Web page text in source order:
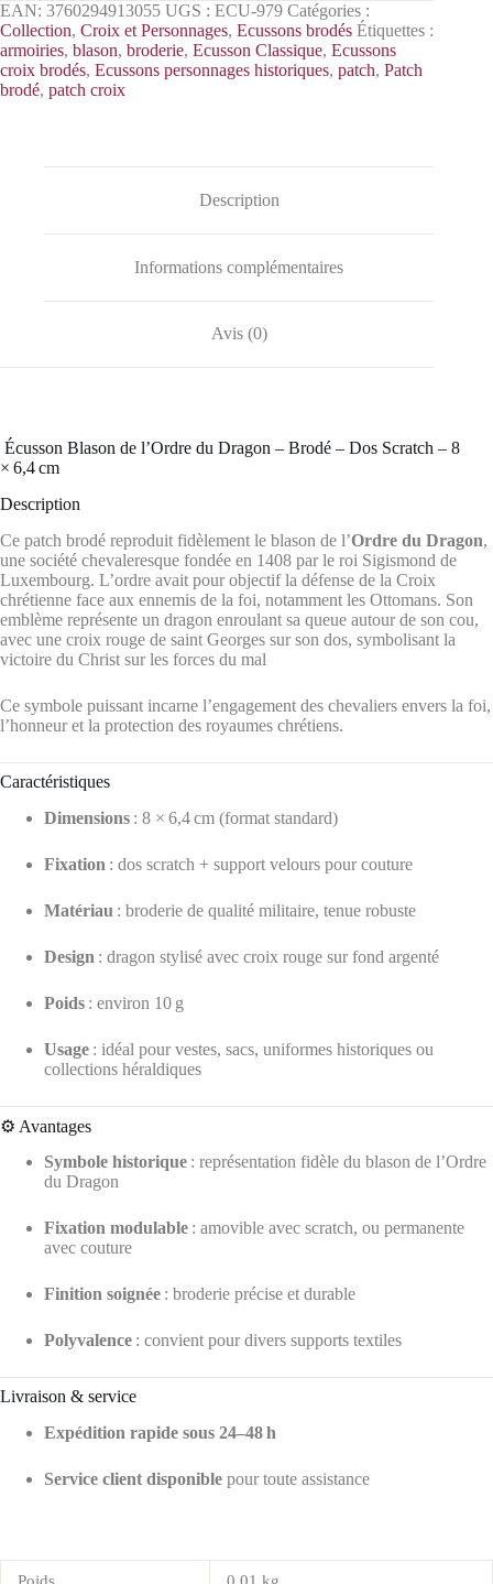
EAN: 3760294913055 UGS : ECU-979 Catégories :
Collection, Croix et Personnages, Ecussons brodés Étiquettes :
armoiries, blason, broderie, Ecusson Classique, Ecussons
croix brodés, Ecussons personnages historiques, patch, Patch
brodé, patch croix
Description
Informations complémentaires
Avis (0)
️ Écusson Blason de l’Ordre du Dragon – Brodé – Dos Scratch – 8
× 6,4 cm
Description
Ce patch brodé reproduit fidèlement le blason de l’Ordre du Dragon,
une société chevaleresque fondée en 1408 par le roi Sigismond de
Luxembourg. L’ordre avait pour objectif la défense de la Croix
chrétienne face aux ennemis de la foi, notamment les Ottomans. Son
emblème représente un dragon enroulant sa queue autour de son cou,
avec une croix rouge de saint Georges sur son dos, symbolisant la
victoire du Christ sur les forces du mal
Ce symbole puissant incarne l’engagement des chevaliers envers la foi,
l’honneur et la protection des royaumes chrétiens.
Caractéristiques
Dimensions : 8 × 6,4 cm (format standard)
Fixation : dos scratch + support velours pour couture
Matériau : broderie de qualité militaire, tenue robuste
Design : dragon stylisé avec croix rouge sur fond argenté
Poids : environ 10 g
Usage : idéal pour vestes, sacs, uniformes historiques ou
collections héraldiques
⚙️ Avantages
Symbole historique : représentation fidèle du blason de l’Ordre
du Dragon
Fixation modulable : amovible avec scratch, ou permanente
avec couture
Finition soignée : broderie précise et durable
Polyvalence : convient pour divers supports textiles
Livraison & service
Expédition rapide sous 24–48 h
Service client disponible pour toute assistance